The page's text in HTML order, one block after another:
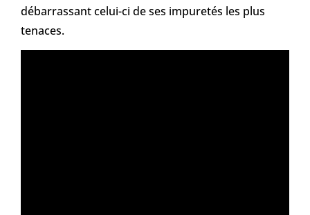
débarrassant celui-ci de ses impuretés les plus
tenaces.